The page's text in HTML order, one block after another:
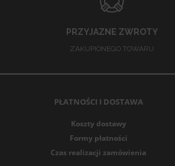
internetowe i stacjonarne mogą
wygodę, trwałość i estetyczny
PRZYJAZNE ZWROTY
ZAKUPIONEGO TOWARU
PŁATNOŚCI I DOSTAWA
Koszty dostawy
Formy płatności
Czas realizacji zamówienia